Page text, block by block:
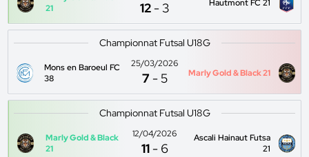
21
12 - 3 Hautmont FC 21
Championnat Futsal U18G
Mons en Baroeul FC
38
25/03/2026
7 - 5 Marly Gold & Black 21
Championnat Futsal U18G
Marly Gold & Black
21
12/04/2026
11 - 6
Ascali Hainaut Futsa
21